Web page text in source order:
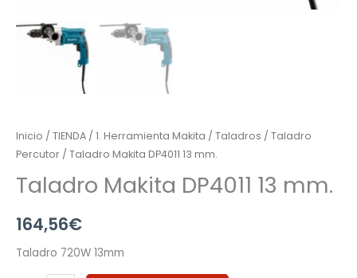
Inicio / TIENDA / 1. Herramienta Makita / Taladros / Taladro
Percutor / Taladro Makita DP4011 13 mm.
Taladro Makita DP4011 13 mm.
164,56€
Taladro 720W 13mm